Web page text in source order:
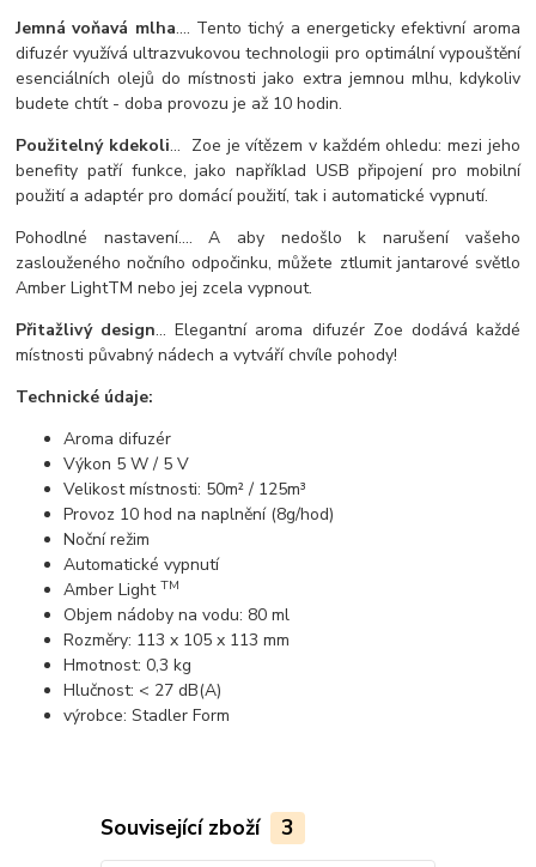
Jemná voňavá mlha.... Tento tichý a energeticky efektivní aroma
difuzér využívá ultrazvukovou technologii pro optimální vypouštění
esenciálních olejů do místnosti jako extra jemnou mlhu, kdykoliv
budete chtít - doba provozu je až 10 hodin.
Použitelný kdekoli... Zoe je vítězem v každém ohledu: mezi jeho
benefity patří funkce, jako například USB připojení pro mobilní
použití a adaptér pro domácí použití, tak i automatické vypnutí.
Pohodlné nastavení.... A aby nedošlo k narušení vašeho
zaslouženého nočního odpočinku, můžete ztlumit jantarové světlo
Amber LightTM nebo jej zcela vypnout.
Přitažlivý design... Elegantní aroma difuzér Zoe dodává každé
místnosti půvabný nádech a vytváří chvíle pohody!
Technické údaje:
Aroma difuzér
Výkon 5 W / 5 V
Velikost místnosti: 50m² / 125m³
Provoz 10 hod na naplnění (8g/hod)
Noční režim
Automatické vypnutí
Amber Light TM
Objem nádoby na vodu: 80 ml
Rozměry: 113 x 105 x 113 mm
Hmotnost: 0,3 kg
Hlučnost: < 27 dB(A)
výrobce: Stadler Form
Související zboží 3